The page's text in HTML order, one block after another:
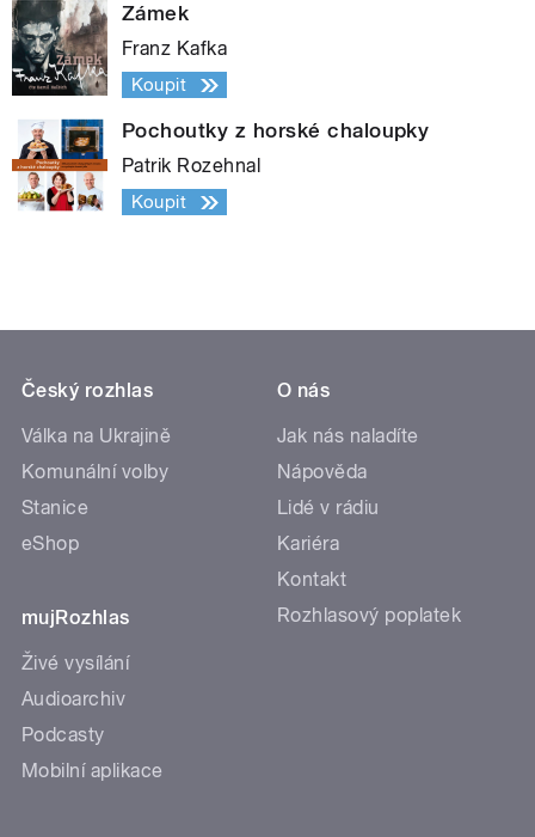
Zámek
Franz Kafka
Koupit
Pochoutky z horské chaloupky
Patrik Rozehnal
Koupit
Český rozhlas
Válka na Ukrajině
Komunální volby
Stanice
eShop
mujRozhlas
Živé vysílání
Audioarchiv
Podcasty
Mobilní aplikace
O nás
Jak nás naladíte
Nápověda
Lidé v rádiu
Kariéra
Kontakt
Rozhlasový poplatek